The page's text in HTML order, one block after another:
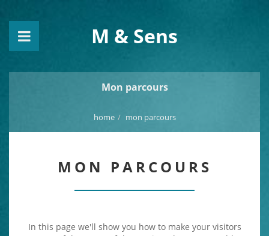
M & Sens
Mon parcours
home mon parcours
MON PARCOURS
In this page we'll show you how to make your visitors